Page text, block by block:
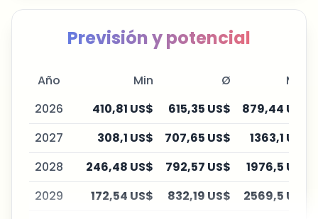
Previsión y potencial
Año Min Ø
Máx
2026
410,81 US$ 615,35 US$
879,44 US$
2027
308,1 US$ 707,65 US$
1363,1 US$
2028
246,48 US$ 792,57 US$
1976,5 US$
2029
172,54 US$ 832,19 US$
2569,5 US$